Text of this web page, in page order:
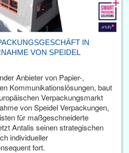
IN
VON SPEIDEL
Anbieter von Papier-,
Kommunikationslösungen, baut
Verpackungsmarkt
von Speidel Verpackungen,
für maßgeschneiderte
Antalis seinen strategischen
individueller
fort.